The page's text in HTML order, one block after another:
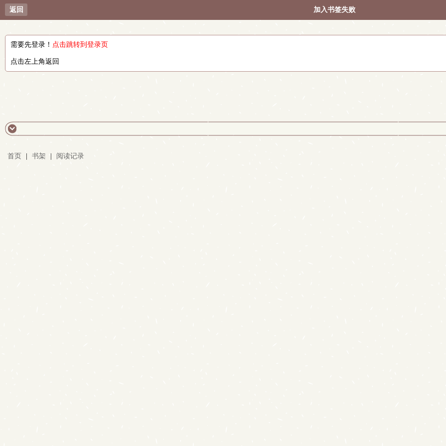
返回 加入书签失败
需要先登录！ 点击跳转到登录页
点击左上角返回
首页 书架 阅读记录